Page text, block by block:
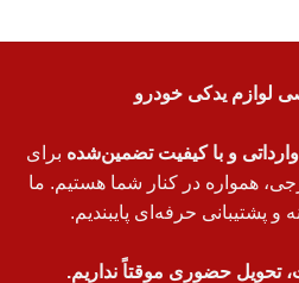
لوازم یدکی خودرو
و با کیفیت تضمین‌شده برای
همواره در کنار شما هستیم. ما
و پشتیبانی حرفه‌ای پایبندیم.
تحویل حضوری موقتاً نداریم.